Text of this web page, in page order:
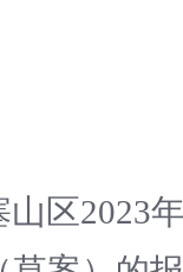
山区2023